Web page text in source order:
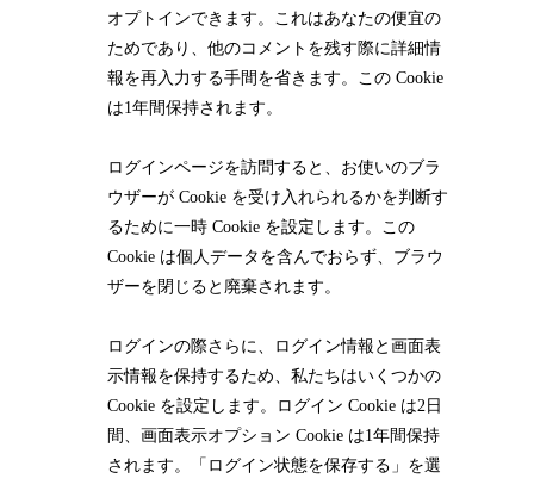
オプトインできます。これはあなたの便宜の
ためであり、他のコメントを残す際に詳細情
報を再入力する手間を省きます。この Cookie
は1年間保持されます。
ログインページを訪問すると、お使いのブラ
ウザーが Cookie を受け入れられるかを判断す
るために一時 Cookie を設定します。この
Cookie は個人データを含んでおらず、ブラウ
ザーを閉じると廃棄されます。
ログインの際さらに、ログイン情報と画面表
示情報を保持するため、私たちはいくつかの
Cookie を設定します。ログイン Cookie は2日
間、画面表示オプション Cookie は1年間保持
されます。「ログイン状態を保存する」を選